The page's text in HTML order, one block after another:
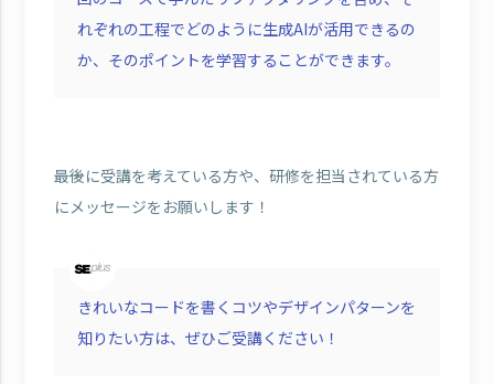
れぞれの工程でどのように生成AIが活用できるの
か、そのポイントを学習することができます。
――最後に受講を考えている方や、研修を担当されている方
にメッセージをお願いします！
きれいなコードを書くコツやデザインパターンを
知りたい方は、ぜひご受講ください！